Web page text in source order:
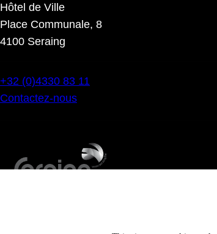
Hôtel de Ville
Place Communale, 8
4100 Seraing
+32 (0)4330 83 11
Contactez-nous